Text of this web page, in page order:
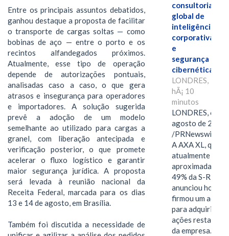
Entre os principais assuntos debatidos,
ganhou destaque a proposta de facilitar
o transporte de cargas soltas — como
bobinas de aço — entre o porto e os
recintos alfandegados próximos.
Atualmente, esse tipo de operação
depende de autorizações pontuais,
analisadas caso a caso, o que gera
atrasos e insegurança para operadores
e importadores. A solução sugerida
prevê a adoção de um modelo
semelhante ao utilizado para cargas a
granel, com liberação antecipada e
verificação posterior, o que promete
acelerar o fluxo logístico e garantir
maior segurança jurídica. A proposta
será levada à reunião nacional da
Receita Federal, marcada para os dias
13 e 14 de agosto, em Brasília.
Também foi discutida a necessidade de
consultoria
global de
inteligência
corporativa
e
segurança
cibernética
LONDRES,
hÃ¡ 10
minutos
LONDRES, 6 de
agosto de 2026
/PRNewswire/ --
A AXA XL, que
atualmente
49% da S-RM,
anunciou hoje
firmou um
para adquirir as
ações restantes
da empresa. A S-